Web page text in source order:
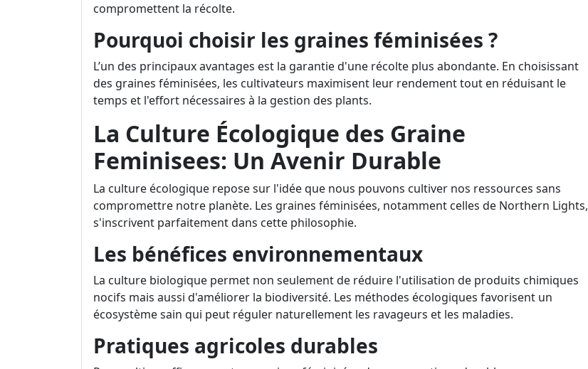
compromettent la récolte.
Pourquoi choisir les graines féminisées ?
L’un des principaux avantages est la garantie d'une récolte plus abondante. En choisissant
des graines féminisées, les cultivateurs maximisent leur rendement tout en réduisant le
temps et l'effort nécessaires à la gestion des plants.
La Culture Écologique des Graine
Feminisees: Un Avenir Durable
La culture écologique repose sur l'idée que nous pouvons cultiver nos ressources sans
compromettre notre planète. Les graines féminisées, notamment celles de Northern Lights,
s'inscrivent parfaitement dans cette philosophie.
Les bénéfices environnementaux
La culture biologique permet non seulement de réduire l'utilisation de produits chimiques
nocifs mais aussi d'améliorer la biodiversité. Les méthodes écologiques favorisent un
écosystème sain qui peut réguler naturellement les ravageurs et les maladies.
Pratiques agricoles durables